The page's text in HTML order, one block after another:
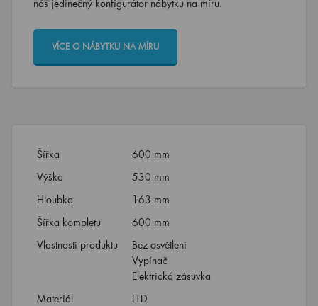
náš jedinečný konfigurátor nábytku na míru.
VÍCE O NÁBYTKU NA MÍRU
Šířka
600 mm
Výška
530 mm
Hloubka
163 mm
Šířka kompletu
600 mm
Vlastnosti produktu
Bez osvětlení
Vypínač
Elektrická zásuvka
Materiál
LTD